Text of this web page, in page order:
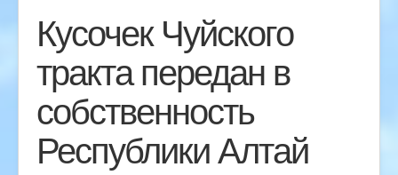
Кусочек Чуйского
тракта передан в
собственность
Республики Алтай